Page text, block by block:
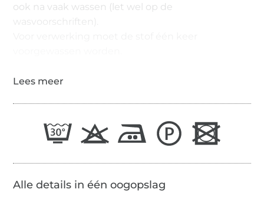
ook na vaak wassen (let wel op de
wasvoorschriften).
Alle details in één oogopslag